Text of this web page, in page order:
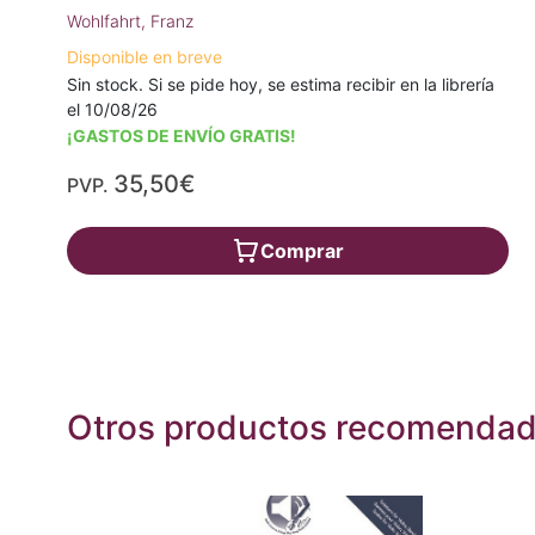
Wohlfahrt, Franz
Disponible en breve
Sin stock. Si se pide hoy, se estima recibir en la librería
el 10/08/26
¡GASTOS DE ENVÍO GRATIS!
PVP. 35,50€
Comprar
Otros productos